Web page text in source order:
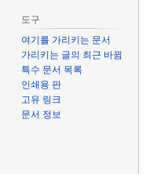
도구
여기를 가리키는 문서
가리키는 글의 최근 바뀜
특수 문서 목록
인쇄용 판
고유 링크
문서 정보